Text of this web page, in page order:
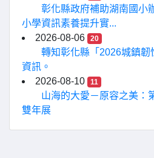
彰化縣政府補助湖南國小
小學資訊素養提升實...
2026-08-06
20
轉知彰化縣「2026城鎮韌
資訊。
2026-08-10
11
山海的大愛－原容之美：
雙年展